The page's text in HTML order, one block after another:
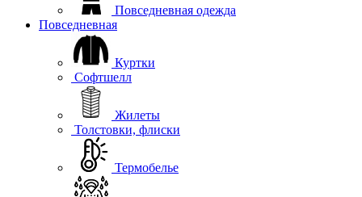
Повседневная одежда
Повседневная
Куртки
Софтшелл
Жилеты
Толстовки, флиски
Термобелье